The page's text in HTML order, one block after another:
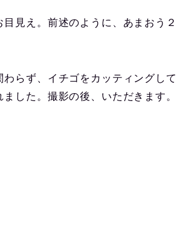
見え。前述のように、あまおう２
らず、イチゴをカッティングして
した。撮影の後、いただきます。